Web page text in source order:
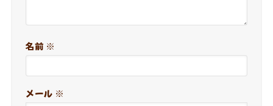
名前 ※
メール ※